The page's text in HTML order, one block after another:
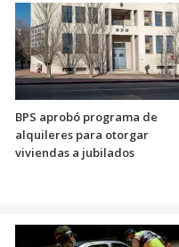
BPS aprobó programa de
alquileres para otorgar
viviendas a jubilados